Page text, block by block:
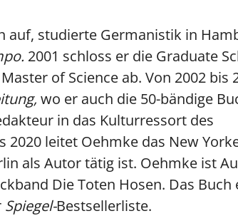
auf, studierte Germanistik in
2001 schloss er die Graduate
of Science ab. Von 2002 bis
wo er auch die 50-bändige
in das Kulturressort des
2020 leitet Oehmke das New
als Autor tätig ist. Oehmke ist
Die Toten Hosen. Das Buch
Spiegel-Bestsellerliste.